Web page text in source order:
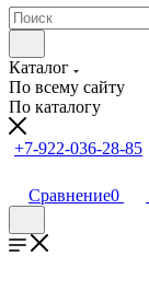
Каталог
По всему сайту
По каталогу
+7-922-036-28-85
Сравнение0